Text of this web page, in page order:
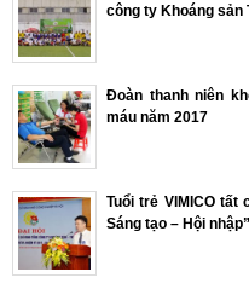
công ty Khoáng sản
Đoàn thanh niên
máu năm 2017
Tuổi trẻ VIMICO
Sáng tạo – Hội